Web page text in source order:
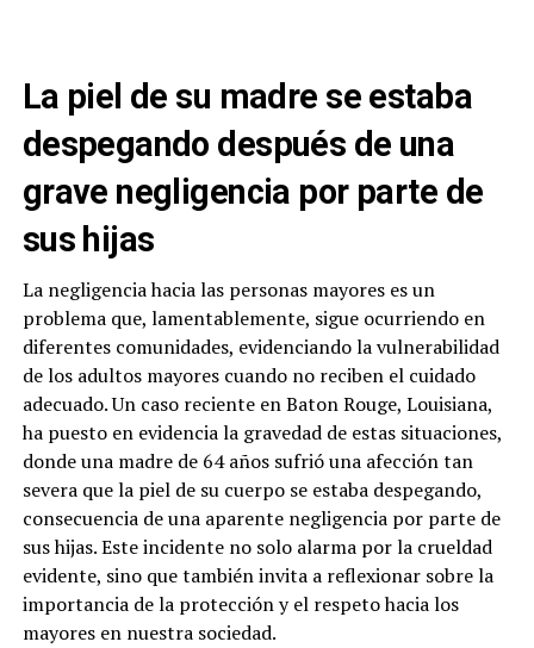
La piel de su madre se estaba
despegando después de una
grave negligencia por parte de
sus hijas
La negligencia hacia las personas mayores es un
problema que, lamentablemente, sigue ocurriendo en
diferentes comunidades, evidenciando la vulnerabilidad
de los adultos mayores cuando no reciben el cuidado
adecuado. Un caso reciente en Baton Rouge, Louisiana,
ha puesto en evidencia la gravedad de estas situaciones,
donde una madre de 64 años sufrió una afección tan
severa que la piel de su cuerpo se estaba despegando,
consecuencia de una aparente negligencia por parte de
sus hijas. Este incidente no solo alarma por la crueldad
evidente, sino que también invita a reflexionar sobre la
importancia de la protección y el respeto hacia los
mayores en nuestra sociedad.